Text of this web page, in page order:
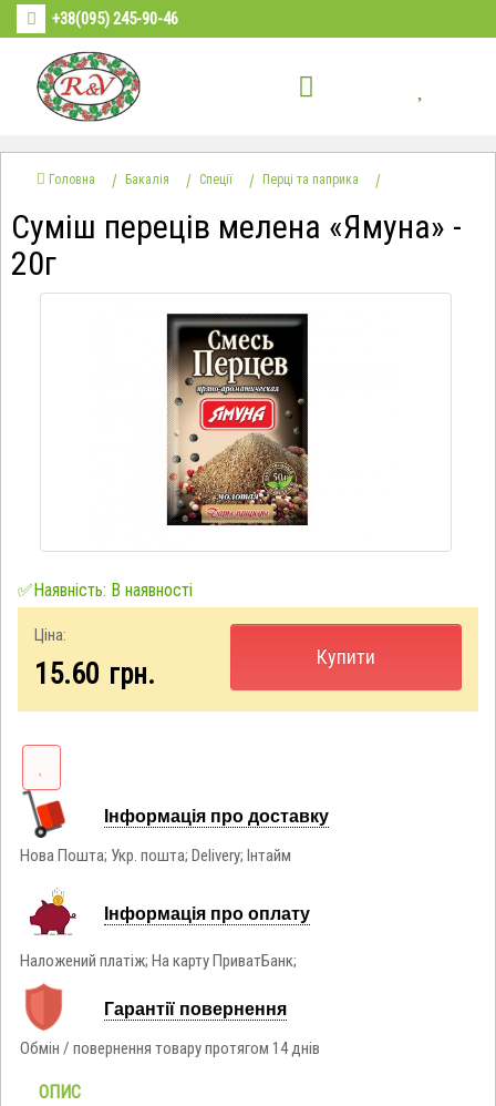
+38(095) 245-90-46
Головна Бакалія Спеції Перці та паприка
Суміш переців мелена «Ямуна» -
20г
✅Наявність: В наявності
Ціна:
15.60 грн.
Купити
Інформація про доставку
Нова Пошта; Укр. пошта; Delivery; Інтайм
Інформація про оплату
Наложений платіж; На карту ПриватБанк;
Гарантії повернення
Обмін / повернення товару протягом 14 днів
ОПИС